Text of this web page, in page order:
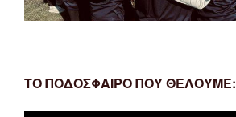
ΤΟ ΠΟΔΟΣΦΑΙΡΟ ΠΟΥ ΘΕΛΟΥΜΕ: